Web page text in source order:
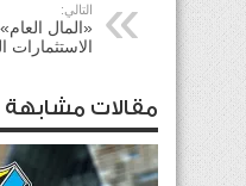
التالي:
«المال
الاستثمارات
مقالات مشابهة